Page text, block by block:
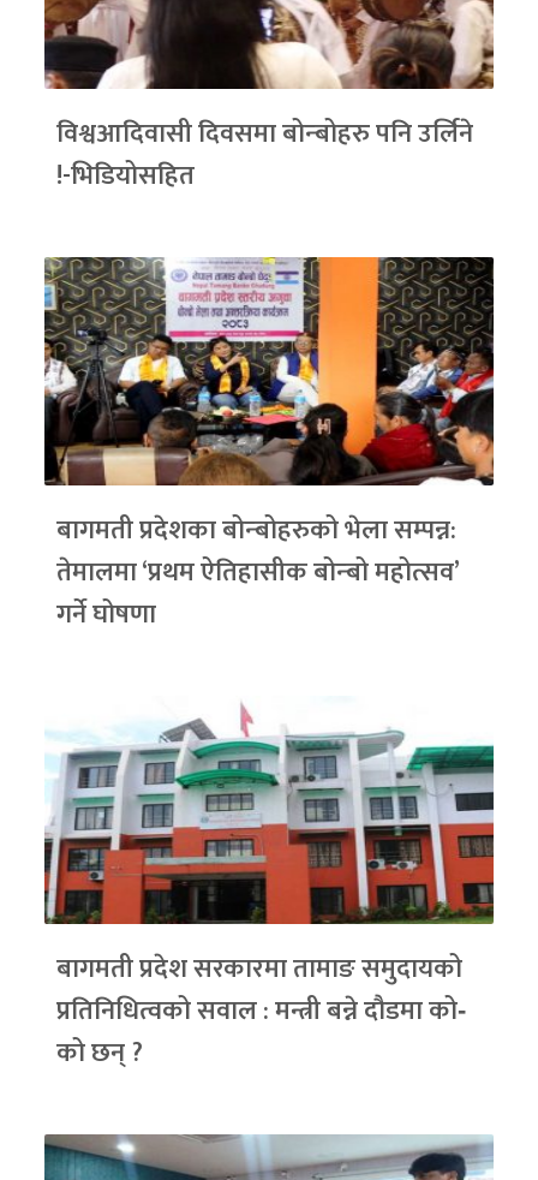
विश्वआदिवासी दिवसमा बोन्बोहरु पनि उर्लिने
!-भिडियोसहित
बागमती प्रदेशका बोन्बोहरुको भेला सम्पन्न:
तेमालमा ‘प्रथम ऐतिहासीक बोन्बो महोत्सव’
गर्ने घोषणा
बागमती प्रदेश सरकारमा तामाङ समुदायको
प्रतिनिधित्वको सवाल : मन्त्री बन्ने दौडमा को‐
को छन् ?